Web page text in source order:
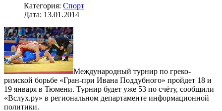
Категория: Спорт
Дата: 13.01.2014
Международный турнир по греко-
римской борьбе «Гран-при Ивана Поддубного» пройдет 18 и
19 января в Тюмени. Турнир будет уже 53 по счёту, сообщили
«Вслух.ру» в региональном департаменте информационной
политики.